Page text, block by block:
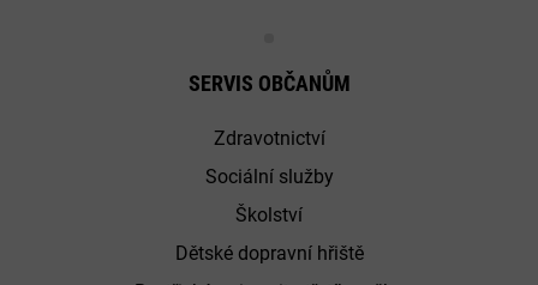
SERVIS OBČANŮM
Zdravotnictví
Sociální služby
Školství
Dětské dopravní hřiště